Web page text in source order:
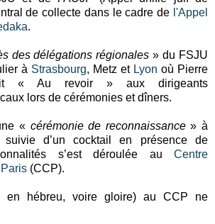
de collecte dans le cadre de l'Appel
.
des délégations régionales » du FSJU
à Strasbourg, Metz et Lyon où Pierre
« Au revoir » aux dirigeants
lors de cérémonies et dîners.
« cérémonie de reconnaissance» à
suivie d’un cocktail en présence de
s’est déroulée au Centre
(CCP).
hébreu, voire gloire) au CCP ne